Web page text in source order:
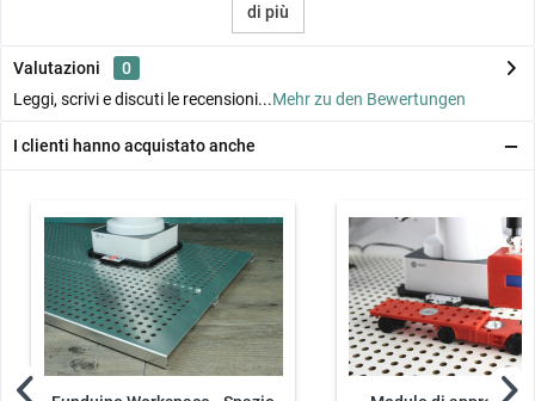
di più
Valutazioni
0
Leggi, scrivi e discuti le recensioni...Mehr zu den Bewertungen
I clienti hanno acquistato anche